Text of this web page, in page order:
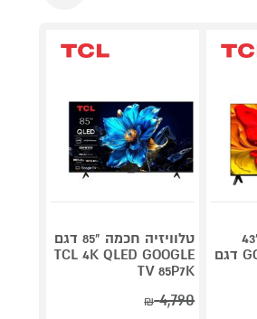
טלוויזיה חכמה "43
GOOGLE TV QLED דגם
טלוויזיה חכמה "85 דגם
TCL 4K QLED GOOGLE
TV 85P7K
4,790
₪